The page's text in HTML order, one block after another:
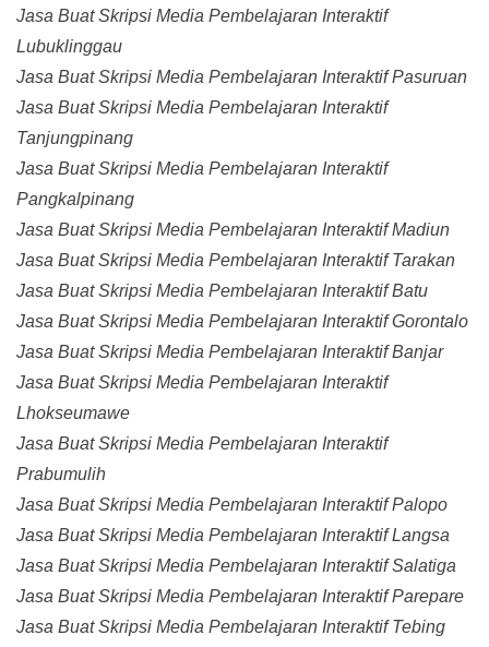
Jasa Buat Skripsi Media Pembelajaran Interaktif
Lubuklinggau
Jasa Buat Skripsi Media Pembelajaran Interaktif Pasuruan
Jasa Buat Skripsi Media Pembelajaran Interaktif
Tanjungpinang
Jasa Buat Skripsi Media Pembelajaran Interaktif
Pangkalpinang
Jasa Buat Skripsi Media Pembelajaran Interaktif Madiun
Jasa Buat Skripsi Media Pembelajaran Interaktif Tarakan
Jasa Buat Skripsi Media Pembelajaran Interaktif Batu
Jasa Buat Skripsi Media Pembelajaran Interaktif Gorontalo
Jasa Buat Skripsi Media Pembelajaran Interaktif Banjar
Jasa Buat Skripsi Media Pembelajaran Interaktif
Lhokseumawe
Jasa Buat Skripsi Media Pembelajaran Interaktif
Prabumulih
Jasa Buat Skripsi Media Pembelajaran Interaktif Palopo
Jasa Buat Skripsi Media Pembelajaran Interaktif Langsa
Jasa Buat Skripsi Media Pembelajaran Interaktif Salatiga
Jasa Buat Skripsi Media Pembelajaran Interaktif Parepare
Jasa Buat Skripsi Media Pembelajaran Interaktif Tebing